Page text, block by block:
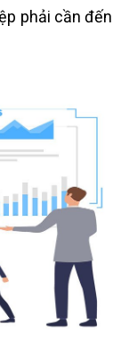
phải cần đến